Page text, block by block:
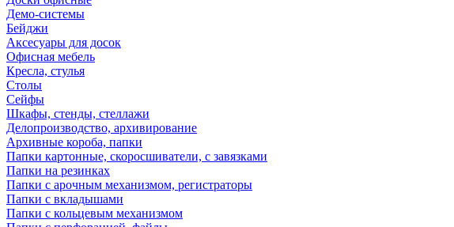
Демо-системы
Бейджи
Аксесуары для досок
Офисная мебель
Кресла, стулья
Столы
Сейфы
Шкафы, стенды, стеллажи
Делопроизводство, архивирование
Архивные короба, папки
Папки картонные, скоросшиватели, с завязками
Папки на резинках
Папки с арочным механизмом, регистраторы
Папки с вкладышами
Папки с кольцевым механизмом